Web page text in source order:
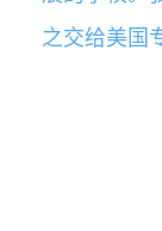
之交给美国